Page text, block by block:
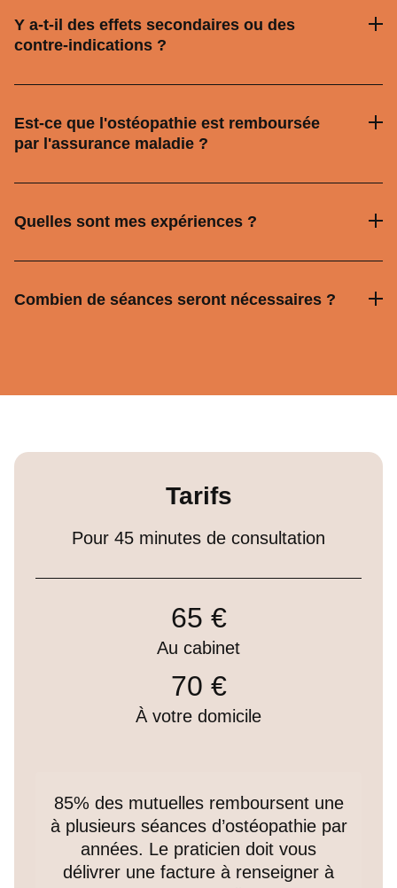
Y a-t-il des effets secondaires ou des
contre-indications ?
Est-ce que l'ostéopathie est remboursée
par l'assurance maladie ?
Quelles sont mes expériences ?
Combien de séances seront nécessaires ?
Tarifs
Pour 45 minutes de consultation
65 €
Au cabinet
70 €
À votre domicile
85% des mutuelles remboursent une
à plusieurs séances d’ostéopathie par
années. Le praticien doit vous
délivrer une facture à renseigner à